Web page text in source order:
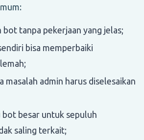
bot tanpa pekerjaan yang jelas;
bisa memperbaiki
masalah admin harus diselesaikan
bot besar untuk sepuluh
saling terkait;